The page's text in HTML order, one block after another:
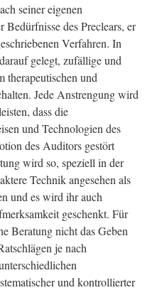
seiner eigenen
Bedürfnisse des Preclears, er
Verfahren. In
gelegt, zufällige und
therapeutischen und
Jede Anstrengung wird
dass die
und Technologien des
des Auditors gestört
wird so, speziell in der
Technik angesehen als
und es wird ihr auch
geschenkt. Für
Beratung nicht das Geben
je nach
und kontrollierter